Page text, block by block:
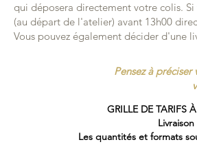
qui déposera directement votre colis.
(au départ de l'atelier) avant 13h00
Vous pouvez également décider d'une
Pensez à
GRILLE DE TARIFS
Les quantités et formats